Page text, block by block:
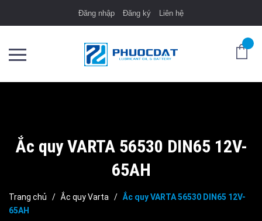
Đăng nhập Đăng ký Liên hệ
Ắc quy VARTA 56530 DIN65 12V-
65AH
Trang chủ / Ắc quy Varta / Ắc quy VARTA 56530 DIN65 12V-
65AH